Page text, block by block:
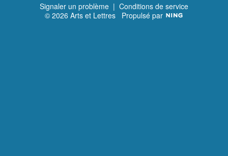
Signaler un problème | Conditions de service
© 2026 Arts et Lettres Propulsé par